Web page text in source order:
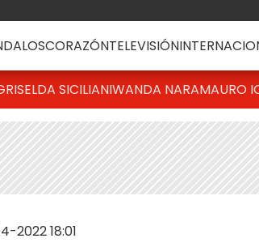
CORAZÓNTELEVISIÓN
SICILIANIWANDA NARAMAURO
2022 18:01